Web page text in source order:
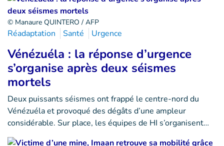
© Manaure QUINTERO / AFP
Réadaptation Santé Urgence
Vénézuéla : la réponse d’urgence
s’organise après deux séismes
mortels
Deux puissants séismes ont frappé le centre-nord du
Vénézuéla et provoqué des dégâts d’une ampleur
considérable. Sur place, les équipes de HI s’organisent…